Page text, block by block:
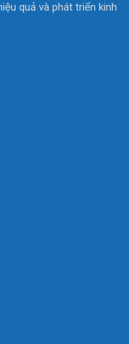
quả và phát triển kinh